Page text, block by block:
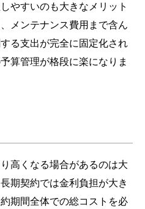
やすいのも大きなメリット
メンテナンス費用まで含ん
る支出が完全に固定化され
算管理が格段に楽になりま
高くなる場合があるのは大
期契約では金利負担が大き
期間全体での総コストを必